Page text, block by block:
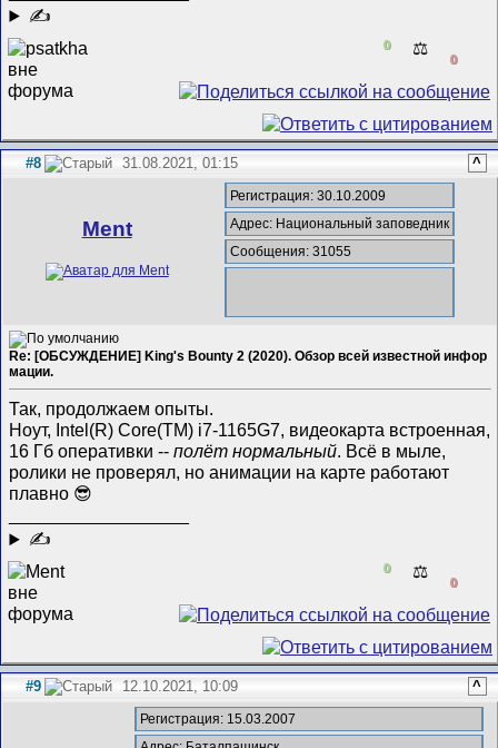
✍
0 ⚖️
0
#8 31.08.2021, 01:15 ^
Ment
Регистрация: 30.10.2009
Адрес: Национальный заповедник
Сообщения: 31055
Re: [ОБСУЖДЕНИЕ] King's Bounty 2 (2020). Обзор всей известной инфор
мации.
Так, продолжаем опыты.
Ноут, Intel(R) Core(TM) i7-1165G7, видеокарта встроенная,
16 Гб оперативки --полёт нормальный. Всё в мыле,
ролики не проверял, но анимации на карте работают
плавно 😎
✍
0 ⚖️
0
#9 12.10.2021, 10:09 ^
Регистрация: 15.03.2007